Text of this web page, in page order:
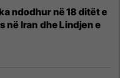
ndodhur në 18 ditët e
në Iran dhe Lindjen e